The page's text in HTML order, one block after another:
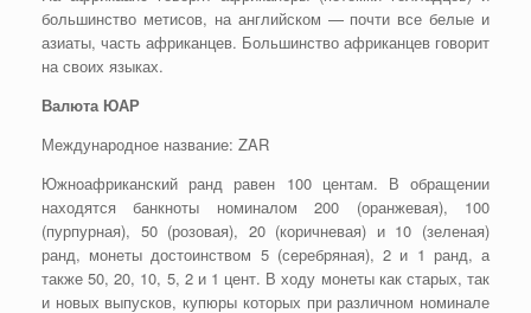
большинство метисов, на английском — почти все белые и
азиаты, часть африканцев. Большинство африканцев говорит
на своих языках.
Валюта ЮАР
Международное название: ZAR
Южноафриканский ранд равен 100 центам. В обращении
находятся банкноты номиналом 200 (оранжевая), 100
(пурпурная), 50 (розовая), 20 (коричневая) и 10 (зеленая)
ранд, монеты достоинством 5 (серебряная), 2 и 1 ранд, а
также 50, 20, 10, 5, 2 и 1 цент. В ходу монеты как старых, так
и новых выпусков, купюры которых при различном номинале